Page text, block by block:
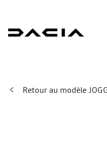
Retour au modèle